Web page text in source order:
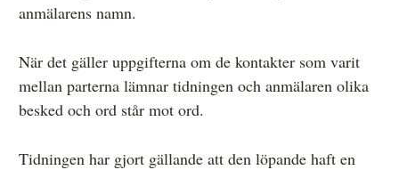
anmälarens namn.
När det gäller uppgifterna om de kontakter som varit
mellan parterna lämnar tidningen och anmälaren olika
besked och ord står mot ord.
Tidningen har gjort gällande att den löpande haft en